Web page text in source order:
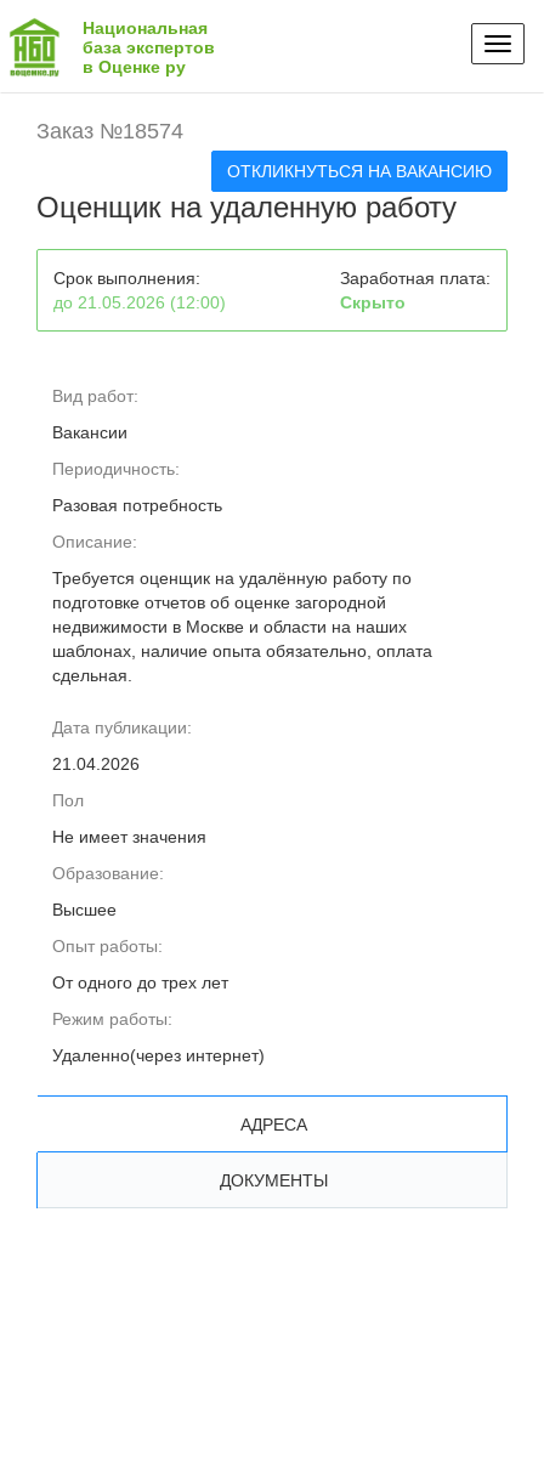
Национальная
база экспертов
в Оценке ру
Заказ №18574
ОТКЛИКНУТЬСЯ НА ВАКАНСИЮ
Оценщик на удаленную работу
Срок выполнения:
до 21.05.2026 (12:00)
Заработная плата:
Скрыто
Вид работ:
Вакансии
Периодичность:
Разовая потребность
Описание:
Требуется оценщик на удалённую работу по
подготовке отчетов об оценке загородной
недвижимости в Москве и области на наших
шаблонах, наличие опыта обязательно, оплата
сдельная.
Дата публикации:
21.04.2026
Пол
Не имеет значения
Образование:
Высшее
Опыт работы:
От одного до трех лет
Режим работы:
Удаленно(через интернет)
АДРЕСА
ДОКУМЕНТЫ